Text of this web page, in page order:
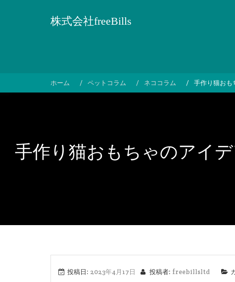
キ
株式会社freeBills
ホーム ペットコラム ネココラム 手作り猫おも
手作り猫おもちゃのアイ
投稿日: 2023年4月17日 投稿者: freebillsltd